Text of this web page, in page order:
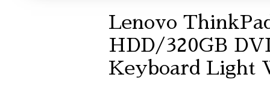
Lenovo
HDD/320GB
Keyboard Light